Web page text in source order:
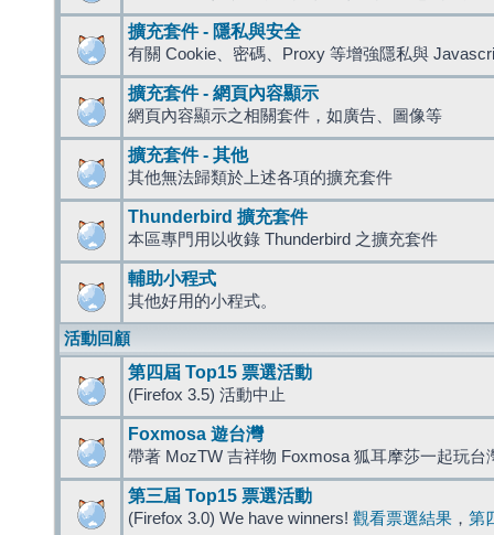
擴充套件 - 隱私與安全
有關 Cookie、密碼、Proxy 等增強隱私與
擴充套件 - 網頁內容顯示
網頁內容顯示之相關套件，如廣告、圖像等
擴充套件 - 其他
其他無法歸類於上述各項的擴充套件
Thunderbird 擴充套件
本區專門用以收錄 Thunderbird 之擴充套件
輔助小程式
其他好用的小程式。
活動回顧
第四屆 Top15 票選活動
(Firefox 3.5) 活動中止
Foxmosa 遊台灣
帶著 MozTW 吉祥物 Foxmosa 狐耳摩莎一起玩台
第三屆 Top15 票選活動
(Firefox 3.0) We have winners! 觀看票選結果 ， 第